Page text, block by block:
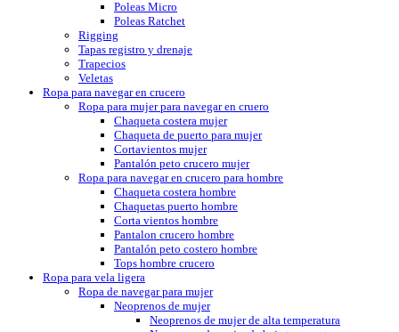
Poleas Micro
Poleas Ratchet
Rigging
Tapas registro y drenaje
Trapecios
Veletas
Ropa para navegar en crucero
Ropa para mujer para navegar en cruero
Chaqueta costera mujer
Chaqueta de puerto para mujer
Cortavientos mujer
Pantalón peto crucero mujer
Ropa para navegar en crucero para hombre
Chaqueta costera hombre
Chaquetas puerto hombre
Corta vientos hombre
Pantalon crucero hombre
Pantalón peto costero hombre
Tops hombre crucero
Ropa para vela ligera
Ropa de navegar para mujer
Neoprenos de mujer
Neoprenos de mujer de alta temperatura